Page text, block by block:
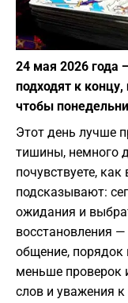
24 мая 2026 года
подходят к
чтобы
Этот день лучше
тишины, немного
почувствуете,
подсказывают:
ожидания и
восстановления —
общение, порядок
меньше проверок
слов и уважения